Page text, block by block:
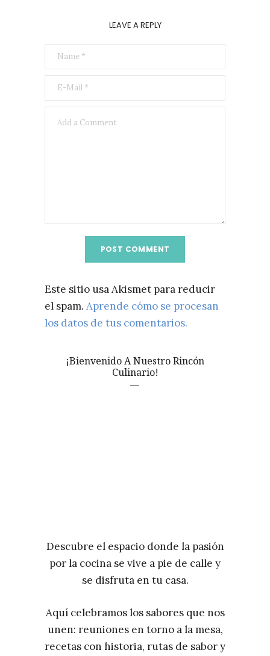
LEAVE A REPLY
Este sitio usa Akismet para reducir
el spam. Aprende cómo se procesan
los datos de tus comentarios.
¡Bienvenido A Nuestro Rincón
Culinario!
Descubre el espacio donde la pasión
por la cocina se vive a pie de calle y
se disfruta en tu casa.
Aquí celebramos los sabores que nos
unen: reuniones en torno a la mesa,
recetas con historia, rutas de sabor y